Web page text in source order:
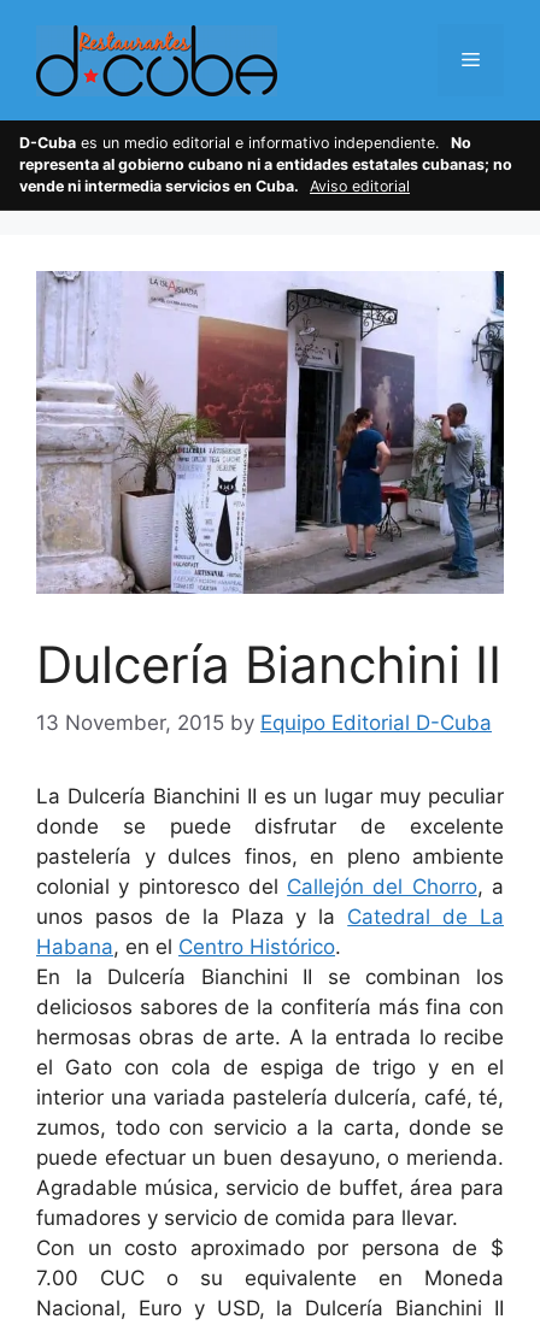
content
Menu
D-Cuba es un medio editorial e informativo independiente.
No
representa al gobierno cubano ni a entidades estatales cubanas; no
vende ni intermedia servicios en Cuba.
Aviso editorial
Dulcería Bianchini II
13 November, 2015 by Equipo Editorial D-Cuba
La Dulcería Bianchini II es un lugar muy peculiar
donde se puede disfrutar de excelente
pastelería y dulces finos, en pleno ambiente
colonial y pintoresco del Callejón del Chorro, a
unos pasos de la Plaza y la Catedral de La
Habana, en el Centro Histórico.
En la Dulcería Bianchini II se combinan los
deliciosos sabores de la confitería más fina con
hermosas obras de arte. A la entrada lo recibe
el Gato con cola de espiga de trigo y en el
interior una variada pastelería dulcería, café, té,
zumos, todo con servicio a la carta, donde se
puede efectuar un buen desayuno, o merienda.
Agradable música, servicio de buffet, área para
fumadores y servicio de comida para llevar.
Con un costo aproximado por persona de $
7.00 CUC o su equivalente en Moneda
Nacional, Euro y USD, la Dulcería Bianchini II